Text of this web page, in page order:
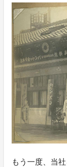
もう一度、当